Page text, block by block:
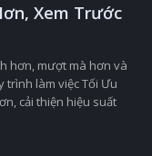
Xem Trước
hơn, mượt mà hơn và
trình làm việc Tối Ưu
cải thiện hiệu suất